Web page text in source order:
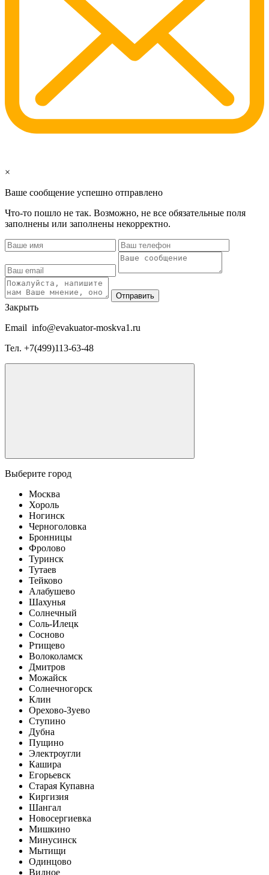
×
Ваше сообщение успешно отправлено
Что-то пошло не так. Возможно, не все обязательные поля
заполнены или заполнены некорректно.
Отправить
Закрыть
Email info@evakuator-moskva1.ru
Тел. +7(499)113-63-48
Выберите город
Москва
Хороль
Ногинск
Черноголовка
Бронницы
Фролово
Туринск
Тутаев
Тейково
Алабушево
Шахунья
Солнечный
Соль-Илецк
Сосново
Ртищево
Волоколамск
Дмитров
Можайск
Солнечногорск
Клин
Орехово-Зуево
Ступино
Дубна
Пущино
Электроугли
Кашира
Егорьевск
Старая Купавна
Киргизия
Шангал
Новосергиевка
Мишкино
Минусинск
Мытищи
Одинцово
Видное